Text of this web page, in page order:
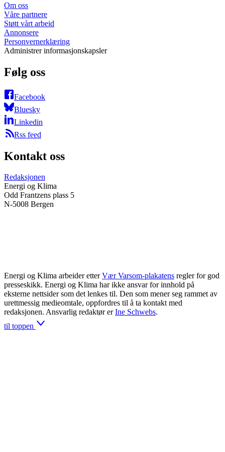
Om oss
Våre partnere
Støtt vårt arbeid
Annonsere
Personvernerklæring
Administrer informasjonskapsler
Følg oss
Facebook
Bluesky
Linkedin
Rss feed
Kontakt oss
Redaksjonen
Energi og Klima
Odd Frantzens plass 5
N-5008 Bergen
Energi og Klima arbeider etter Vær Varsom-plakatens regler for god
presseskikk. Energi og Klima har ikke ansvar for innhold på
eksterne nettsider som det lenkes til. Den som mener seg rammet av
urettmessig medieomtale, oppfordres til å ta kontakt med
redaksjonen. Ansvarlig redaktør er Ine Schwebs.
til toppen